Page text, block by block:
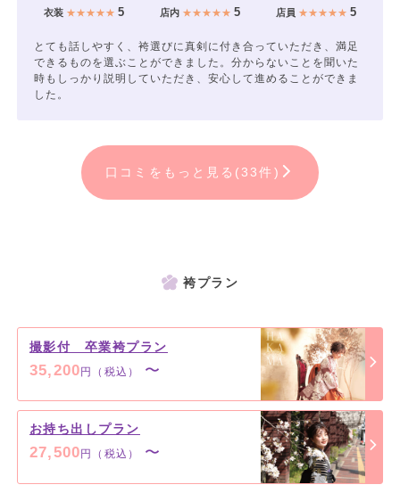
衣装★★★★★ 5 店内★★★★★ 5 店員 ★★★★★5
とても話しやすく、袴選びに真剣に付き合っていただき、満足
できるものを選ぶことができました。分からないことを聞いた
時もしっかり説明していただき、安心して進めることができま
した。
口コミをもっと見る(33件)
袴プラン
撮影付 卒業袴プラン
35,200円（税込） 〜
お持ち出しプラン
27,500 円（税込） 〜